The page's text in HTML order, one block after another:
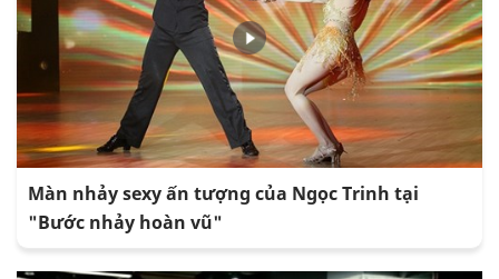
Màn nhảy sexy ấn tượng của Ngọc Trinh tại
"Bước nhảy hoàn vũ"